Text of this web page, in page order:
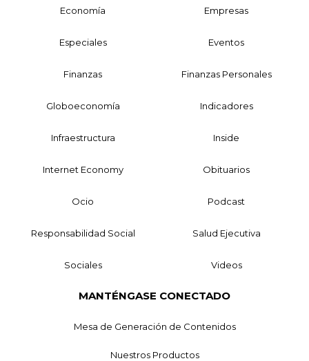
Economía Empresas
Especiales Eventos
Finanzas Finanzas Personales
Globoeconomía Indicadores
Infraestructura Inside
Internet Economy Obituarios
Ocio Podcast
Responsabilidad Social Salud Ejecutiva
Sociales Videos
MANTÉNGASE CONECTADO
Mesa de Generación de Contenidos
Nuestros Productos